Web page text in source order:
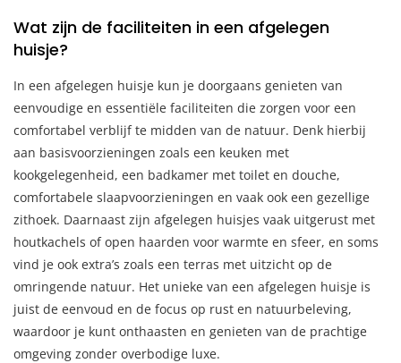
Wat zijn de faciliteiten in een afgelegen
huisje?
In een afgelegen huisje kun je doorgaans genieten van
eenvoudige en essentiële faciliteiten die zorgen voor een
comfortabel verblijf te midden van de natuur. Denk hierbij
aan basisvoorzieningen zoals een keuken met
kookgelegenheid, een badkamer met toilet en douche,
comfortabele slaapvoorzieningen en vaak ook een gezellige
zithoek. Daarnaast zijn afgelegen huisjes vaak uitgerust met
houtkachels of open haarden voor warmte en sfeer, en soms
vind je ook extra’s zoals een terras met uitzicht op de
omringende natuur. Het unieke van een afgelegen huisje is
juist de eenvoud en de focus op rust en natuurbeleving,
waardoor je kunt onthaasten en genieten van de prachtige
omgeving zonder overbodige luxe.